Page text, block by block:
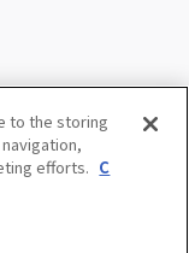
イブラリー
ツ
夜』特設サイト
採用
用（中途）
報
ロゴ・標章を不正使用
にご注意ください
to the storing
efforts. C